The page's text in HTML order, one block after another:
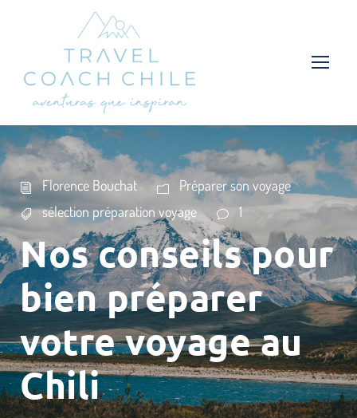
Florence Bouchat
Préparer son voyage
sélection préparation voyage
1
Nos conseils pour
bien préparer
votre voyage au
Chili